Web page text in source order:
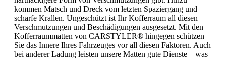
kommen Matsch und Dreck vom letzten Spaziergang und
scharfe Krallen. Ungeschützt ist Ihr Kofferraum all diesen
Verschmutzungen und Beschädigungen ausgesetzt. Mit den
Kofferraummatten von CARSTYLER® hingegen schützen
Sie das Innere Ihres Fahrzeuges vor all diesen Faktoren. Auch
bei anderer Ladung leisten unsere Matten gute Dienste – was